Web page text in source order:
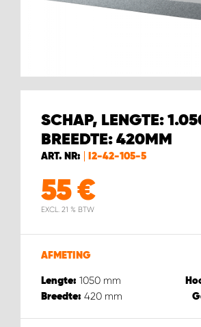
SCHAP, LENGTE:
BREEDTE: 420MM
ART. NR: I2-42-105-5
55€
EXCL. 21 % BTW
AFMETING
Lengte: 1050 mm
Breedte: 420 mm
WORK SYSTEM BEST
WORK SYSTEM GORREDIJK
WORK SYSTEM GRONINGEN
WORK SYSTEM HARDERWIJK